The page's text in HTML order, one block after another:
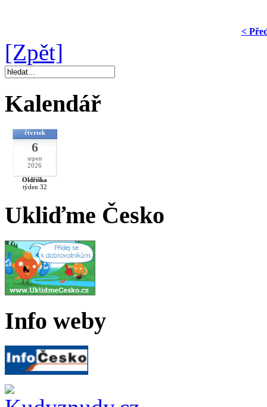
<
[Zpět]
Kalendář
čtvrtek
6
srpen
2026
Oldřiška
týden 32
Ukliďme Česko
Info weby